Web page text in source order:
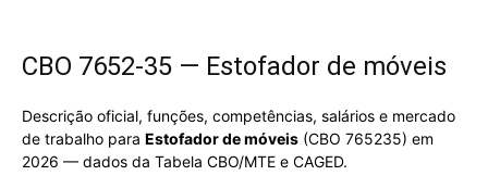
CBO 7652-35 — Estofador de móveis
Descrição oficial, funções, competências, salários e mercado
de trabalho para Estofador de móveis (CBO 765235) em
2026 — dados da Tabela CBO/MTE e CAGED.